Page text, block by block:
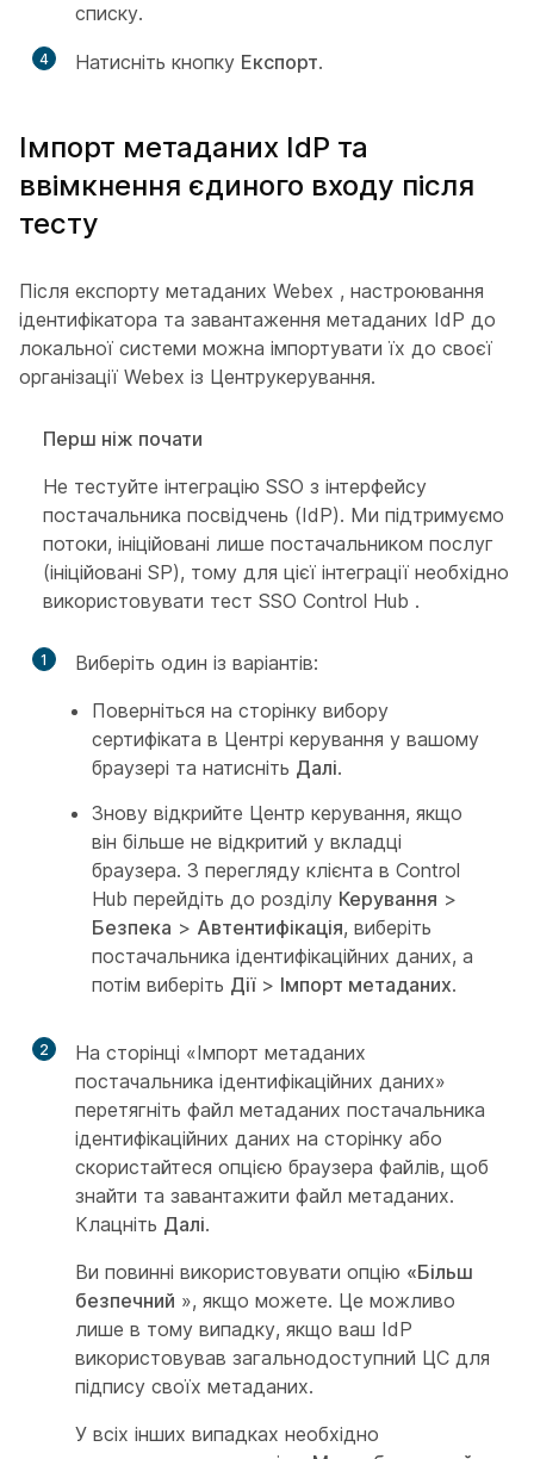
списку.
4 Натисніть кнопку Експорт.
Імпорт метаданих IdP та
ввімкнення єдиного входу після
тесту
Після експорту метаданих Webex , настроювання
ідентифікатора та завантаження метаданих IdP до
локальної системи можна імпортувати їх до своєї
організації Webex із Центрукерування.
Перш ніж почати
Не тестуйте інтеграцію SSO з інтерфейсу
постачальника посвідчень (IdP). Ми підтримуємо
потоки, ініційовані лише постачальником послуг
(ініційовані SP), тому для цієї інтеграції необхідно
використовувати тест SSO Control Hub .
1
Виберіть один із варіантів:
Поверніться на сторінку вибору
сертифіката в Центрі керування у вашому
браузері та натисніть Далі.
Знову відкрийте Центр керування, якщо
він більше не відкритий у вкладці
браузера. З перегляду клієнта в Control
Hub перейдіть до розділу Керування >
Безпека > Автентифікація, виберіть
постачальника ідентифікаційних даних, а
потім виберіть Дії> Імпорт метаданих.
2
На сторінці «Імпорт метаданих
постачальника ідентифікаційних даних»
перетягніть файл метаданих постачальника
ідентифікаційних даних на сторінку або
скористайтеся опцією браузера файлів, щоб
знайти та завантажити файл метаданих.
Клацніть Далі.
Ви повинні використовувати опцію «Більш
безпечний », якщо можете. Це можливо
лише в тому випадку, якщо ваш IdP
використовував загальнодоступний ЦС для
підпису своїх метаданих.
У всіх інших випадках необхідно